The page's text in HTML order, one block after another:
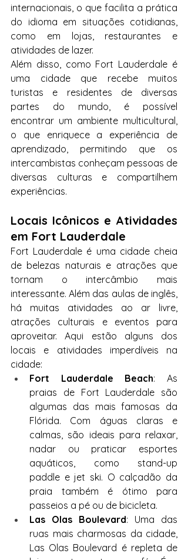
internacionais, o que facilita a prática
do idioma em situações cotidianas,
como em lojas, restaurantes e
atividades de lazer.
Além disso, como Fort Lauderdale é
uma cidade que recebe muitos
turistas e residentes de diversas
partes do mundo, é possível
encontrar um ambiente multicultural,
o que enriquece a experiência de
aprendizado, permitindo que os
intercambistas conheçam pessoas de
diversas culturas e compartilhem
experiências.
Locais Icônicos e Atividades
em Fort Lauderdale
Fort Lauderdale é uma cidade cheia
de belezas naturais e atrações que
tornam o intercâmbio mais
interessante. Além das aulas de inglês,
há muitas atividades ao ar livre,
atrações culturais e eventos para
aproveitar. Aqui estão alguns dos
locais e atividades imperdíveis na
cidade:
Fort Lauderdale Beach: As
praias de Fort Lauderdale são
algumas das mais famosas da
Flórida. Com águas claras e
calmas, são ideais para relaxar,
nadar ou praticar esportes
aquáticos, como stand-up
paddle e jet ski. O calçadão da
praia também é ótimo para
passeios a pé ou de bicicleta.
Las Olas Boulevard: Uma das
ruas mais charmosas da cidade,
Las Olas Boulevard é repleta de